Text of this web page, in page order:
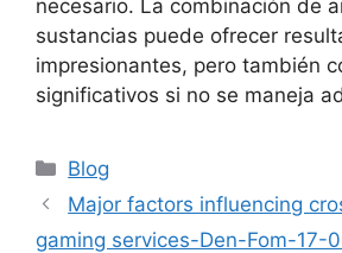
necesario. La combinación de
sustancias puede ofrecer
impresionantes, pero también
significativos si no se maneja
Blog
Major factors influencing
gaming services-Den-Fom-17-